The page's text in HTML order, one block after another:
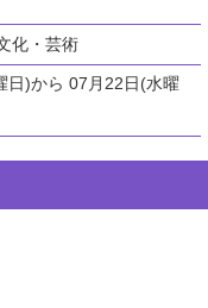
化・芸術
日)から 07月22日(水曜